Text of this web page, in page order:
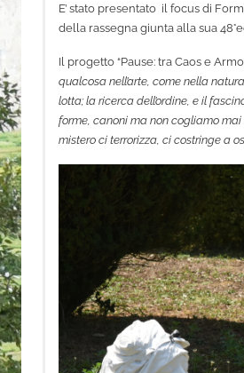
E’ stato presentato il focus di
della rassegna giunta alla sua
Il progetto “Pause: tra Caos e
qualcosa nell’arte, come nella
lotta; la ricerca dell’ordine, e il
forme, canoni ma non cogliamo mai
mistero ci terrorizza, ci costringe a